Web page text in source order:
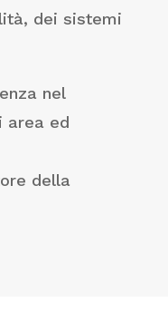
dei sistemi
nel
area ed
della